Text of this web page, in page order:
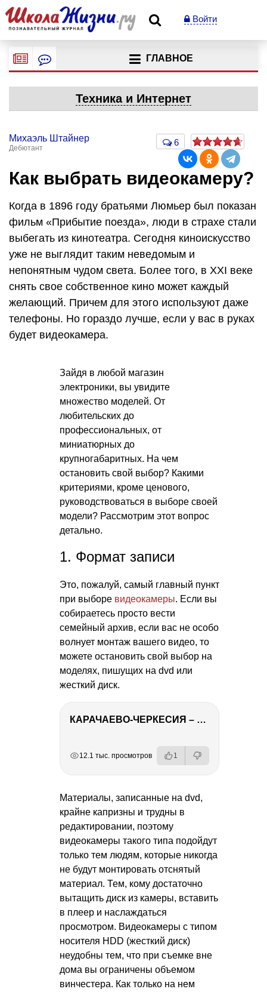
Войти
ГЛАВНОЕ
Техника и Интернет
Михаэль Штайнер
Дебютант
6
Как выбрать видеокамеру?
Когда в 1896 году братьями Люмьер был показан
фильм «Прибытие поезда», люди в страхе стали
выбегать из кинотеатра. Сегодня киноискусство
уже не выглядит таким неведомым и
непонятным чудом света. Более того, в XXI веке
снять свое собственное кино может каждый
желающий. Причем для этого используют даже
телефоны. Но гораздо лучше, если у вас в руках
будет видеокамера.
Зайдя в любой магазин
электроники, вы увидите
множество моделей. От
любительских до
профессиональных, от
миниатюрных до
крупногабаритных. На чем
остановить свой выбор? Какими
критериями, кроме ценового,
руководствоваться в выборе своей
модели? Рассмотрим этот вопрос
детально.
1. Формат записи
Это, пожалуй, самый главный пункт
при выборе видеокамеры. Если вы
собираетесь просто вести
семейный архив, если вас не особо
волнует монтаж вашего видео, то
можете остановить свой выбор на
моделях, пишущих на dvd или
жесткий диск.
КАРАЧАЕВО-ЧЕРКЕСИЯ – ПУТЕШЕСТВИЕ НА КАВКАЗ часть 2
12.1 тыс. просмотров 1
Материалы, записанные на dvd,
крайне капризны и трудны в
редактировании, поэтому
видеокамеры такого типа подойдут
только тем людям, которые никогда
не будут монтировать отснятый
материал. Тем, кому достаточно
вытащить диск из камеры, вставить
в плеер и наслаждаться
просмотром. Видеокамеры с типом
носителя HDD (жесткий диск)
неудобны тем, что при съемке вне
дома вы ограничены объемом
винчестера. Как только на нем